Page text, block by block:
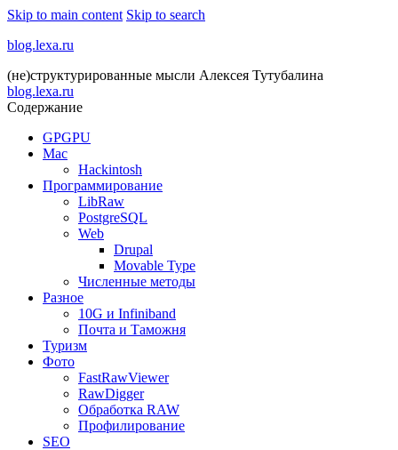
Skip to main content Skip to search
blog.lexa.ru
(не)структурированные мысли Алексея Тутубалина
blog.lexa.ru
Содержание
GPGPU
Mac
Hackintosh
Программирование
LibRaw
PostgreSQL
Web
Drupal
Movable Type
Численные методы
Разное
10G и Infiniband
Почта и Таможня
Туризм
Фото
FastRawViewer
RawDigger
Обработка RAW
Профилирование
SEO